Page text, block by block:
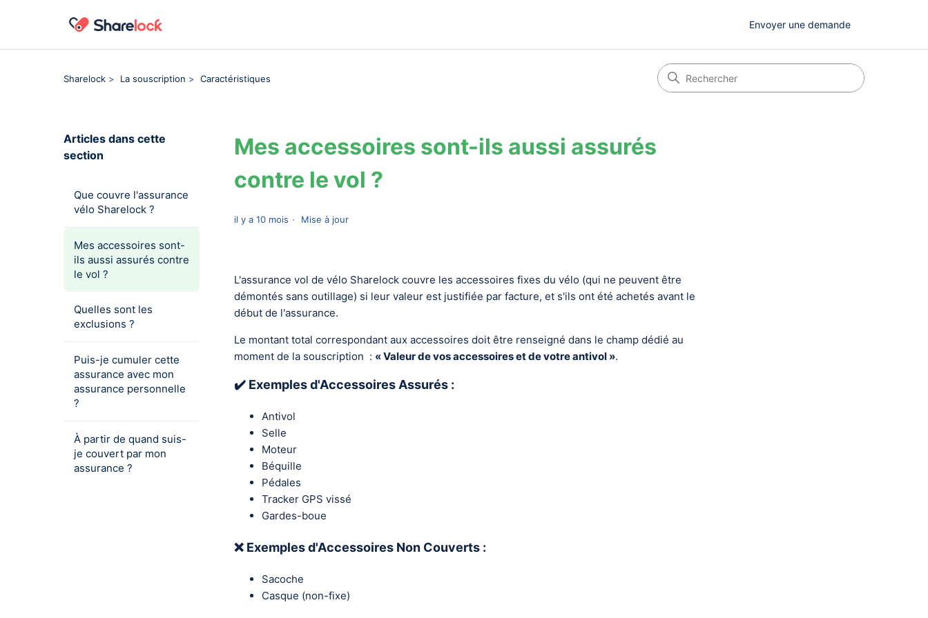
Envoyer une demande
Sharelock La souscription Caractéristiques
Articles dans cette
section
Que couvre l'assurance
vélo Sharelock ?
Mes accessoires sont-
ils aussi assurés contre
le vol ?
Quelles sont les
exclusions ?
Puis-je cumuler cette
assurance avec mon
assurance personnelle
?
À partir de quand suis-
je couvert par mon
assurance ?
Mes accessoires sont-ils aussi assurés
contre le vol ?
il y a 10 mois Mise à jour
L'assurance vol de vélo Sharelock couvre les accessoires fixes du vélo (qui ne peuvent être
démontés sans outillage) si leur valeur est justifiée par facture, et s'ils ont été achetés avant le
début de l'assurance.
Le montant total correspondant aux accessoires doit être renseigné dans le champ dédié au
moment de la souscription : « Valeur de vos accessoires et de votre antivol ».
✔️ Exemples d'Accessoires Assurés :
Antivol
Selle
Moteur
Béquille
Pédales
Tracker GPS vissé
Gardes-boue
❌ Exemples d'Accessoires Non Couverts :
Sacoche
Casque (non-fixe)